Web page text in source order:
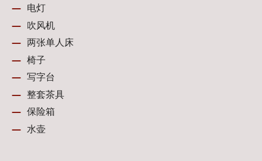
电灯
吹风机
两张单人床
椅子
写字台
整套茶具
保险箱
水壶